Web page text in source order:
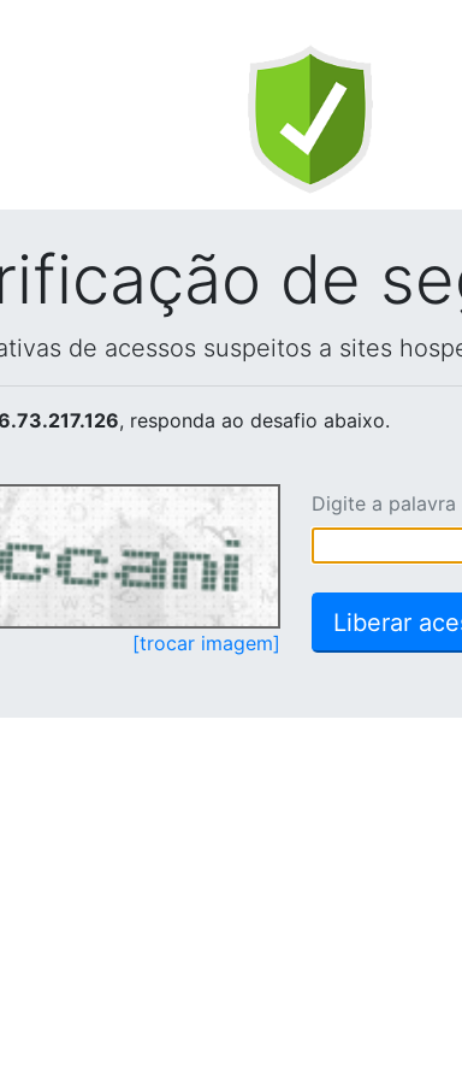
de
de acessos suspeitos a sites
, responda ao desafio abaixo.
[trocar imagem]
Digite a